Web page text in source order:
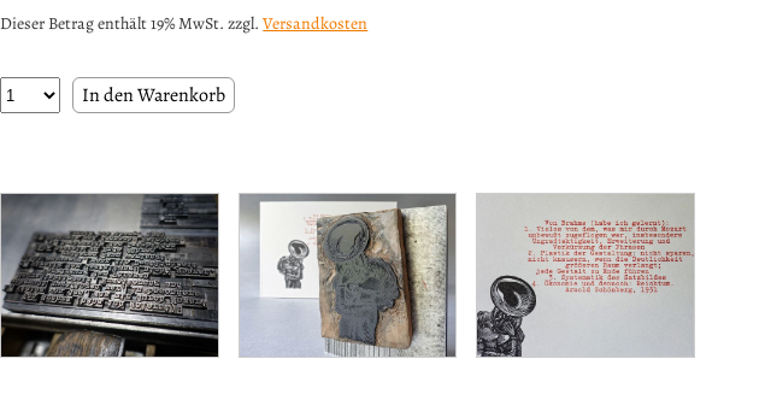
Dieser Betrag enthält 19% MwSt. zzgl.Versandkosten